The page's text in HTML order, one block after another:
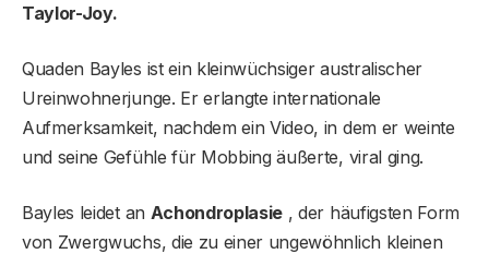
Taylor-Joy.
Quaden Bayles ist ein kleinwüchsiger australischer
Ureinwohnerjunge. Er erlangte internationale
Aufmerksamkeit, nachdem ein Video, in dem er weinte
und seine Gefühle für Mobbing äußerte, viral ging.
Bayles leidet an Achondroplasie , der häufigsten Form
von Zwergwuchs, die zu einer ungewöhnlich kleinen